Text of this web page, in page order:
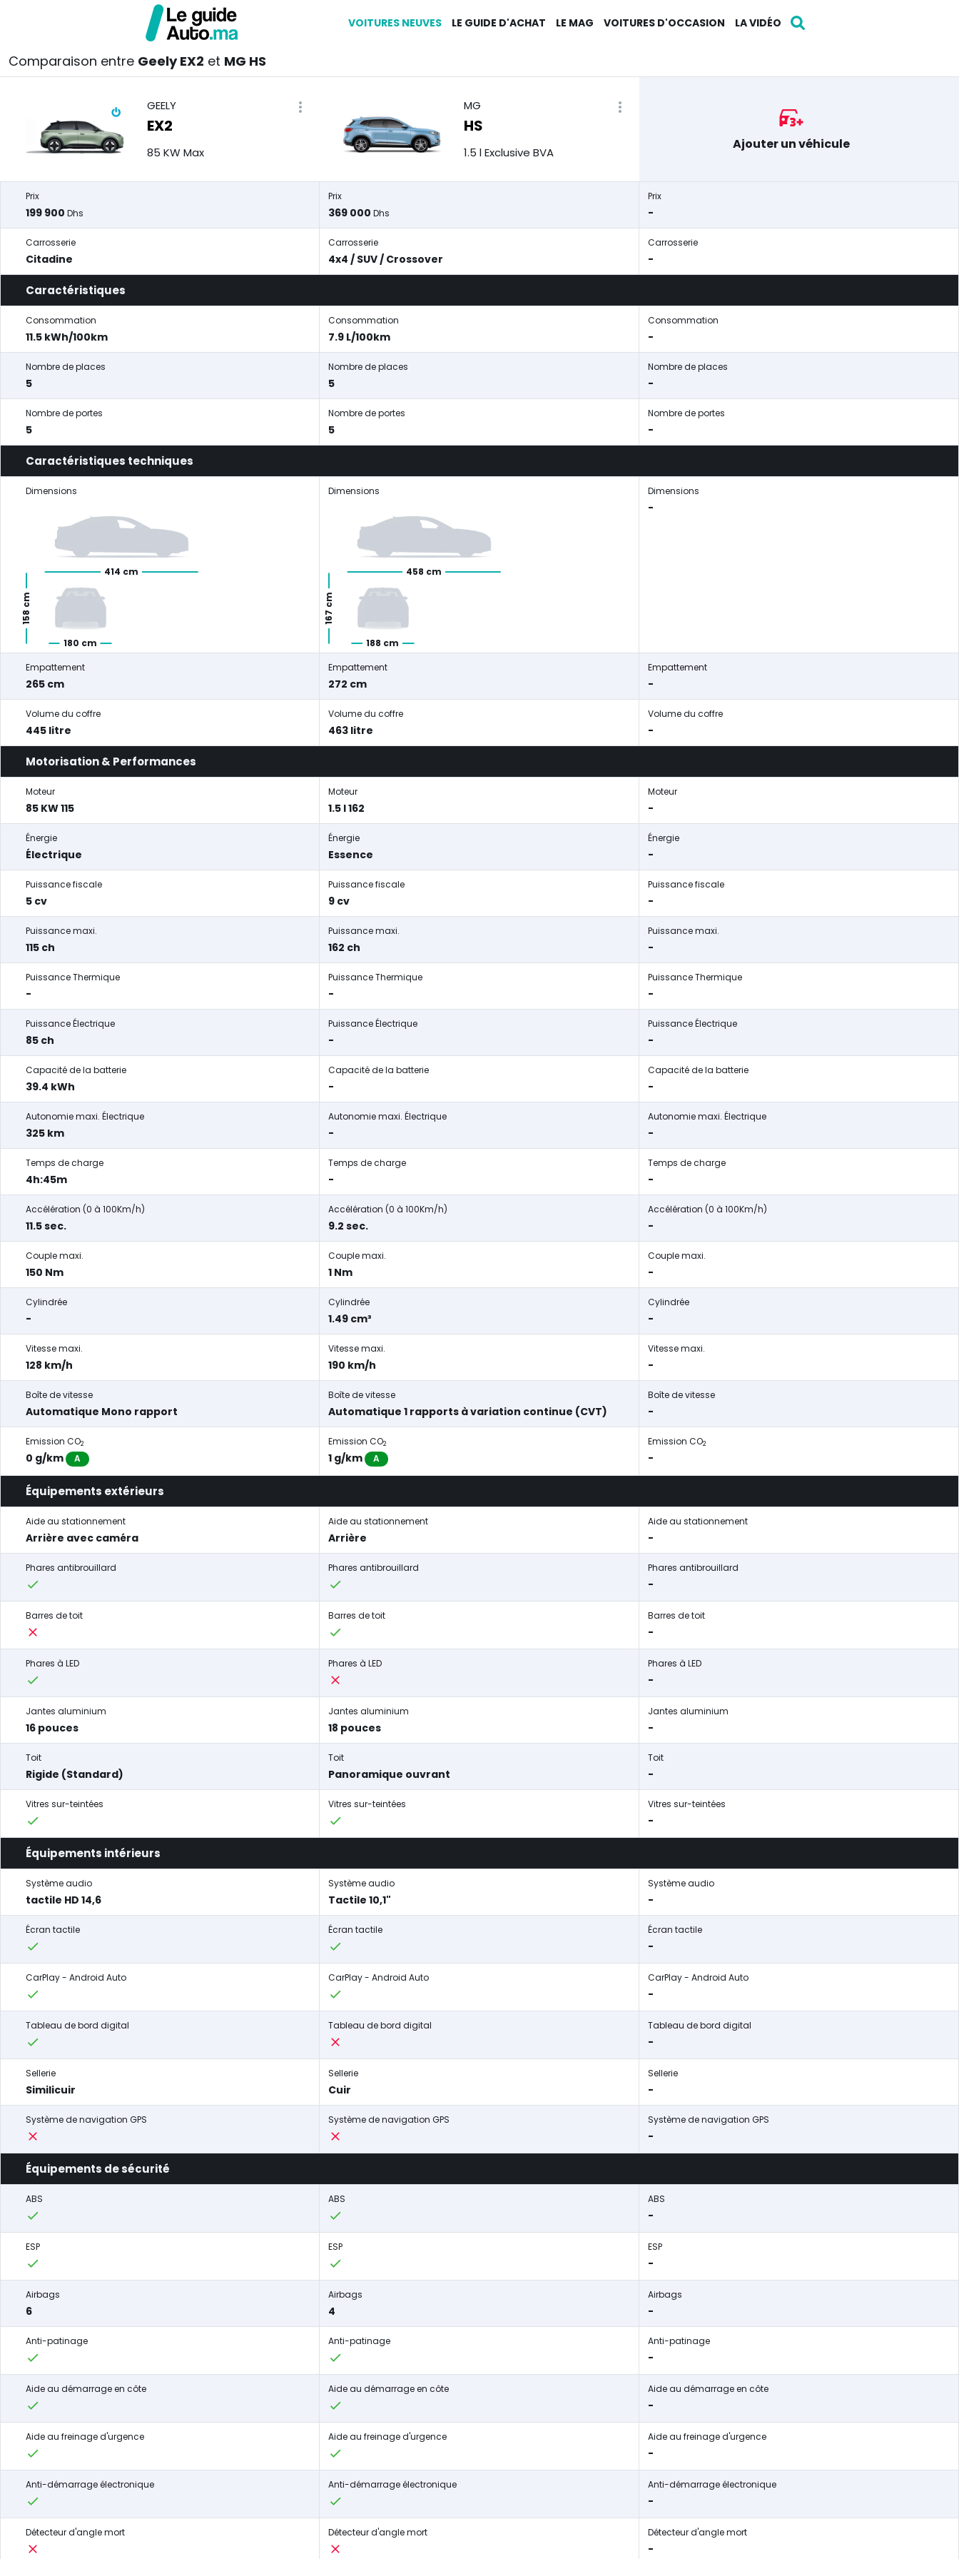
VOITURES NEUVES LE GUIDE D'ACHAT LE MAG VOITURES D'OCCASION LA VIDÉO
Comparaison entre Geely EX2 et MG HS
GEELY
EX2
85 KW Max
MG
HS
1.5 l Exclusive BVA
Ajouter un véhicule
Prix
199 900 Dhs
Prix
369 000 Dhs
Prix
-
Carrosserie
Citadine
Carrosserie
4x4 / SUV / Crossover
Carrosserie
-
Caractéristiques
Consommation
11.5 kWh/100km
Consommation
7.9 L/100km
Consommation
-
Nombre de places
5
Nombre de places
5
Nombre de places
-
Nombre de portes
5
Nombre de portes
5
Nombre de portes
-
Caractéristiques techniques
Dimensions
414 cm
180 cm
158 cm
Dimensions
458 cm
188 cm
167 cm
Dimensions
-
Empattement
265 cm
Empattement
272 cm
Empattement
-
Volume du coffre
445 litre
Volume du coffre
463 litre
Volume du coffre
-
Motorisation & Performances
Moteur
85 KW 115
Moteur
1.5 l 162
Moteur
-
Énergie
Électrique
Énergie
Essence
Énergie
-
Puissance fiscale
5 cv
Puissance fiscale
9 cv
Puissance fiscale
-
Puissance maxi.
115 ch
Puissance maxi.
162 ch
Puissance maxi.
-
Puissance Thermique
-
Puissance Thermique
-
Puissance Thermique
-
Puissance Électrique
85 ch
Puissance Électrique
-
Puissance Électrique
-
Capacité de la batterie
39.4 kWh
Capacité de la batterie
-
Capacité de la batterie
-
Autonomie maxi. Électrique
325 km
Autonomie maxi. Électrique
-
Autonomie maxi. Électrique
-
Temps de charge
4h:45m
Temps de charge
-
Temps de charge
-
Accélération (0 à 100Km/h)
11.5 sec.
Accélération (0 à 100Km/h)
9.2 sec.
Accélération (0 à 100Km/h)
-
Couple maxi.
150 Nm
Couple maxi.
1 Nm
Couple maxi.
-
Cylindrée
-
Cylindrée
1.49 cm³
Cylindrée
-
Vitesse maxi.
128 km/h
Vitesse maxi.
190 km/h
Vitesse maxi.
-
Boîte de vitesse
Automatique Mono rapport
Boîte de vitesse
Automatique 1 rapports à variation continue (CVT)
Boîte de vitesse
-
Emission CO2
0 g/km A
Emission CO2
1 g/km A
Emission CO2
-
Équipements extérieurs
Aide au stationnement
Arrière avec caméra
Aide au stationnement
Arrière
Aide au stationnement
-
Phares antibrouillard Phares antibrouillard Phares antibrouillard
-
Barres de toit Barres de toit Barres de toit
-
Phares à LED Phares à LED Phares à LED
-
Jantes aluminium
16 pouces
Jantes aluminium
18 pouces
Jantes aluminium
-
Toit
Rigide (Standard)
Toit
Panoramique ouvrant
Toit
-
Vitres sur-teintées Vitres sur-teintées Vitres sur-teintées
-
Équipements intérieurs
Système audio
tactile HD 14,6
Système audio
Tactile 10,1"
Système audio
-
Écran tactile Écran tactile Écran tactile
-
CarPlay - Android Auto CarPlay - Android Auto CarPlay - Android Auto
-
Tableau de bord digital Tableau de bord digital Tableau de bord digital
-
Sellerie
Similicuir
Sellerie
Cuir
Sellerie
-
Système de navigation GPS Système de navigation GPS Système de navigation GPS
-
Équipements de sécurité
ABS ABS ABS
-
ESP ESP ESP
-
Airbags
6
Airbags
4
Airbags
-
Anti-patinage Anti-patinage Anti-patinage
-
Aide au démarrage en côte Aide au démarrage en côte Aide au démarrage en côte
-
Aide au freinage d'urgence Aide au freinage d'urgence Aide au freinage d'urgence
-
Anti-démarrage électronique Anti-démarrage électronique Anti-démarrage électronique
-
Détecteur d'angle mort Détecteur d'angle mort Détecteur d'angle mort
-